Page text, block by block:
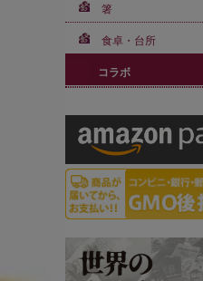
箸
食卓・台所
コラボ